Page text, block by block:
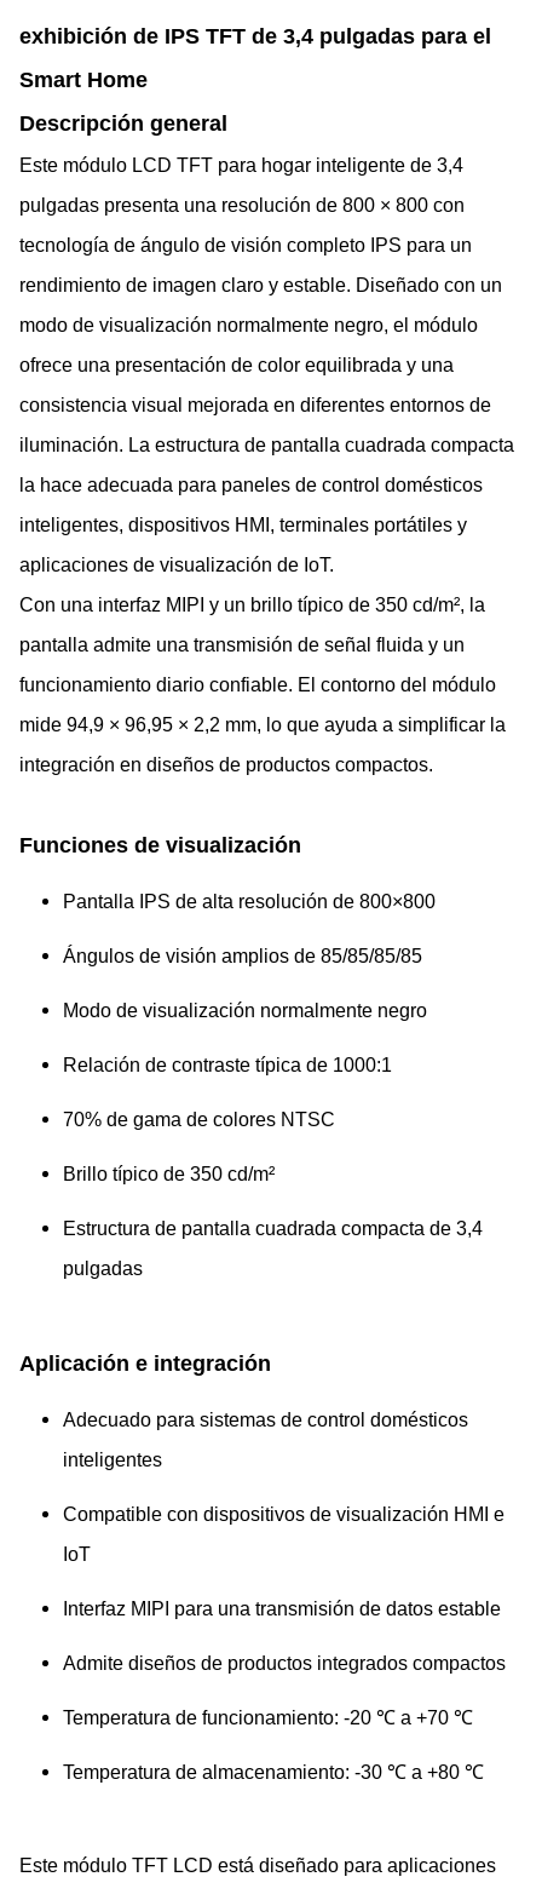
exhibición de IPS TFT de 3,4 pulgadas para el
Smart Home
Descripción general
Este módulo LCD TFT para hogar inteligente de 3,4
pulgadas presenta una resolución de 800 × 800 con
tecnología de ángulo de visión completo IPS para un
rendimiento de imagen claro y estable. Diseñado con un
modo de visualización normalmente negro, el módulo
ofrece una presentación de color equilibrada y una
consistencia visual mejorada en diferentes entornos de
iluminación. La estructura de pantalla cuadrada compacta
la hace adecuada para paneles de control domésticos
inteligentes, dispositivos HMI, terminales portátiles y
aplicaciones de visualización de IoT.
Con una interfaz MIPI y un brillo típico de 350 cd/m², la
pantalla admite una transmisión de señal fluida y un
funcionamiento diario confiable. El contorno del módulo
mide 94,9 × 96,95 × 2,2 mm, lo que ayuda a simplificar la
integración en diseños de productos compactos.
Funciones de visualización
Pantalla IPS de alta resolución de 800×800
Ángulos de visión amplios de 85/85/85/85
Modo de visualización normalmente negro
Relación de contraste típica de 1000:1
70% de gama de colores NTSC
Brillo típico de 350 cd/m²
Estructura de pantalla cuadrada compacta de 3,4
pulgadas
Aplicación e integración
Adecuado para sistemas de control domésticos
inteligentes
Compatible con dispositivos de visualización HMI e
IoT
Interfaz MIPI para una transmisión de datos estable
Admite diseños de productos integrados compactos
Temperatura de funcionamiento: -20 ℃ a +70 ℃
Temperatura de almacenamiento: -30 ℃ a +80 ℃
Este módulo TFT LCD está diseñado para aplicaciones